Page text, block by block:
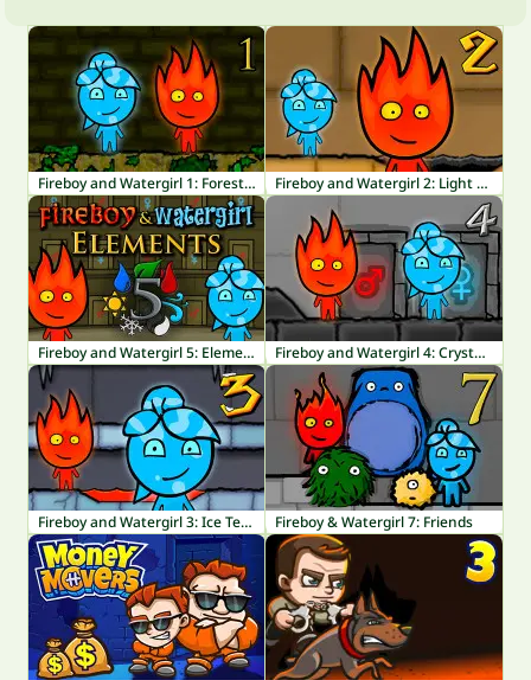
Fireboy and Watergirl 1: Forest Temple Fireboy and Watergirl 2: Light Temple
Fireboy and Watergirl 5: Elements Fireboy and Watergirl 4: Crystal Temple
Fireboy and Watergirl 3: Ice Temple Fireboy & Watergirl 7: Friends